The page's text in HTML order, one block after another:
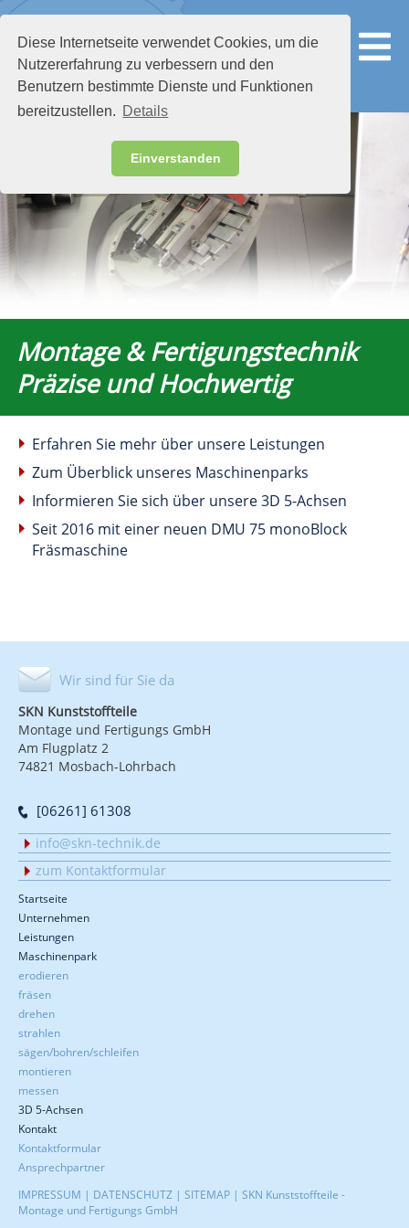
Diese Internetseite verwendet Cookies, um die
Nutzererfahrung zu verbessern und den
Benutzern bestimmte Dienste und Funktionen
bereitzustellen. Details
Einverstanden
Montage & Fertigungstechnik
Präzise und Hochwertig
Erfahren Sie mehr über unsere Leistungen
Zum Überblick unseres Maschinenparks
Informieren Sie sich über unsere 3D 5-Achsen
Seit 2016 mit einer neuen DMU 75 monoBlock
Fräsmaschine
Wir sind für Sie da
SKN Kunststoffteile
Montage und Fertigungs GmbH
Am Flugplatz 2
74821 Mosbach-Lohrbach
[06261] 61308
info@skn-technik.de
zum Kontaktformular
Startseite
Unternehmen
Leistungen
Maschinenpark
erodieren
fräsen
drehen
strahlen
sägen/bohren/schleifen
montieren
messen
3D 5-Achsen
Kontakt
Kontaktformular
Ansprechpartner
IMPRESSUM | DATENSCHUTZ | SITEMAP | SKN Kunststoffteile -
Montage und Fertigungs GmbH